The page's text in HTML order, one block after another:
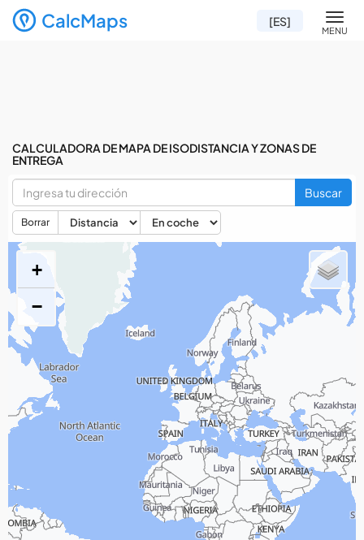
CalcMaps MENU
[ES]
CALCULADORA DE MAPA DE ISODISTANCIA Y ZONAS DE
ENTREGA
Buscar
Borrar
+
−